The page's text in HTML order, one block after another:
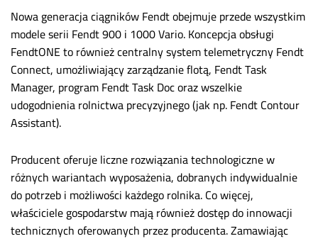
Nowa generacja ciągników Fendt obejmuje przede wszystkim
modele serii Fendt 900 i 1000 Vario. Koncepcja obsługi
FendtONE to również centralny system telemetryczny Fendt
Connect, umożliwiający zarządzanie flotą, Fendt Task
Manager, program Fendt Task Doc oraz wszelkie
udogodnienia rolnictwa precyzyjnego (jak np. Fendt Contour
Assistant).
Producent oferuje liczne rozwiązania technologiczne w
różnych wariantach wyposażenia, dobranych indywidualnie
do potrzeb i możliwości każdego rolnika. Co więcej,
właściciele gospodarstw mają również dostęp do innowacji
technicznych oferowanych przez producenta. Zamawiając